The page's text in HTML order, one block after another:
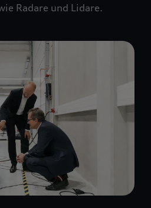
Radare und Lidare.